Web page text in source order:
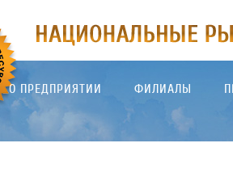
О ПРЕДПРИЯТИИ ФИЛИАЛЫ